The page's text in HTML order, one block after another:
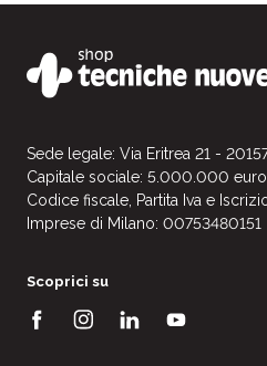
Sede legale: Via Eritrea 21 -
Capitale sociale: 5.000.000 euro
Codice fiscale, Partita Iva e
Imprese di Milano: 00753480151
Scoprici su